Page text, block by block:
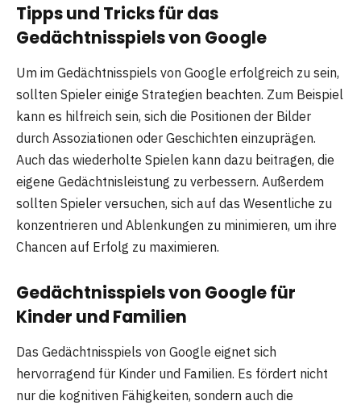
Tipps und Tricks für das
Gedächtnisspiels von Google
Um im Gedächtnisspiels von Google erfolgreich zu sein,
sollten Spieler einige Strategien beachten. Zum Beispiel
kann es hilfreich sein, sich die Positionen der Bilder
durch Assoziationen oder Geschichten einzuprägen.
Auch das wiederholte Spielen kann dazu beitragen, die
eigene Gedächtnisleistung zu verbessern. Außerdem
sollten Spieler versuchen, sich auf das Wesentliche zu
konzentrieren und Ablenkungen zu minimieren, um ihre
Chancen auf Erfolg zu maximieren.
Gedächtnisspiels von Google für
Kinder und Familien
Das Gedächtnisspiels von Google eignet sich
hervorragend für Kinder und Familien. Es fördert nicht
nur die kognitiven Fähigkeiten, sondern auch die